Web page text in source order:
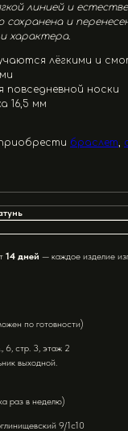
линией и
и
характера.
лёгкими и
повседневной носки
16,5 мм
браслет,
14 дней — каждое изделие
по готовности)
6, стр. 3, этаж 2
выходной.
раз в неделю)
9/1с10